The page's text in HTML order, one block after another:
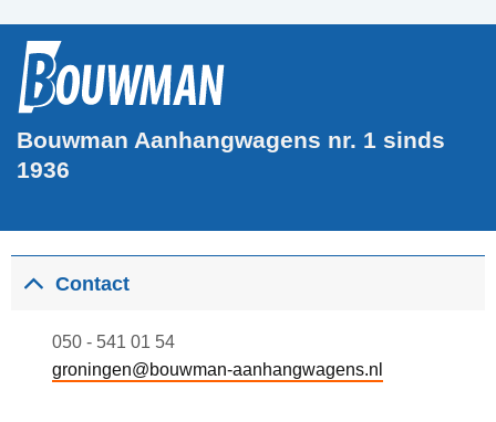
Bouwman Aanhangwagens nr. 1 sinds
1936
Contact
050 - 541 01 54
groningen@bouwman-aanhangwagens.nl